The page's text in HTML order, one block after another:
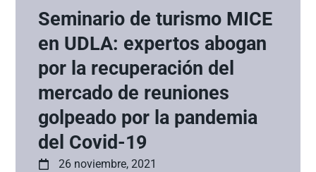
Seminario de turismo MICE
en UDLA: expertos abogan
por la recuperación del
mercado de reuniones
golpeado por la pandemia
del Covid-19
26 noviembre, 2021